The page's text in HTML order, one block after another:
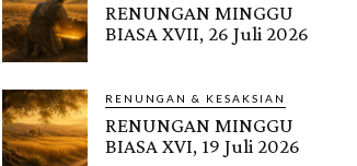
RENUNGAN MINGGU
BIASA XVII, 26 Juli 2026
RENUNGAN & KESAKSIAN
RENUNGAN MINGGU
BIASA XVI, 19 Juli 2026